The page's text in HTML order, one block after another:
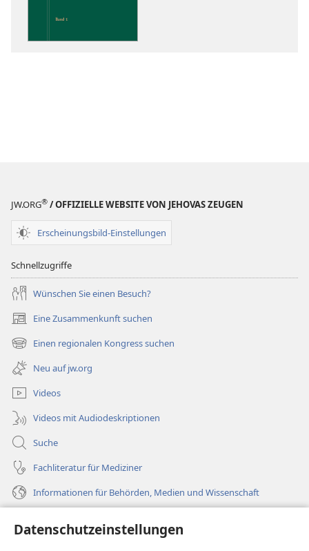
Datenschutzeinstellungen
JW.ORG® / OFFIZIELLE WEBSITE VON JEHOVAS ZEUGEN
Erscheinungsbild-Einstellungen
Schnellzugriffe
Wünschen Sie einen Besuch?
Eine Zusammenkunft suchen
(öffnet
neues
Fenster)
Einen regionalen Kongress suchen
(öffnet
neues
Fenster)
Neu auf jw.org
Videos
Videos mit Audiodeskriptionen
Suche
Fachliteratur für Mediziner
Informationen für Behörden, Medien und Wissenschaft